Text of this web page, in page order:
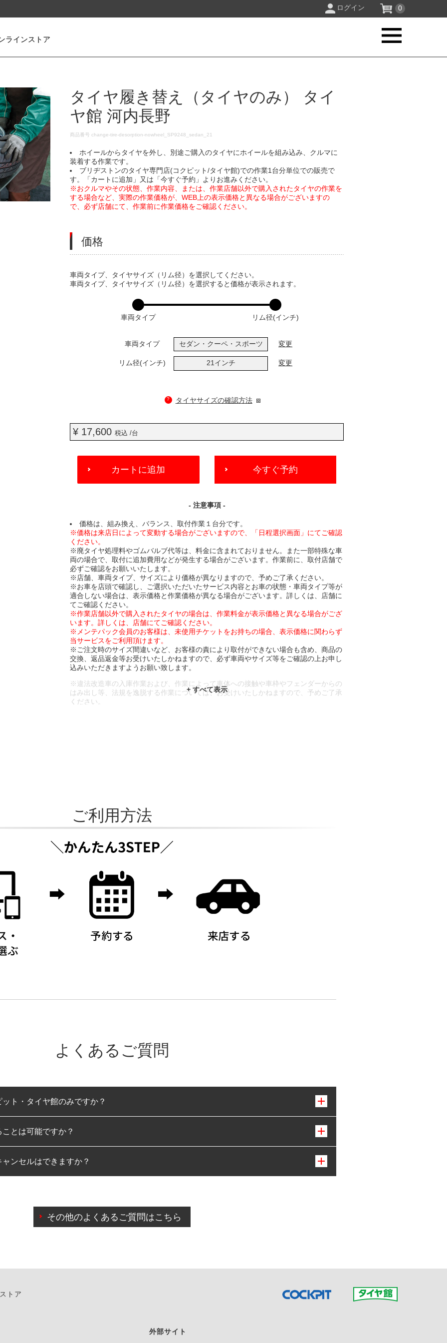
ログイン 0
ラインストア
タイヤ履き替え（タイヤのみ） タイ
ヤ館 河内長野
DETAILS
商品番号change-tire-desorption-nowheel_SP9248_sedan_21
ホイールからタイヤを外し、別途ご購入のタイヤにホイールを組み込み、クルマに
装着する作業です。
ブリヂストンのタイヤ専門店(コクピット/タイヤ館)での作業1台分単位での販売で
す。「カートに追加」又は「今すぐ予約」よりお進みください。
※おクルマやその状態、作業内容、または、作業店舗以外で購入されたタイヤの作業を
する場合など、実際の作業価格が、WEB上の表示価格と異なる場合がございますの
で、必ず店舗にて、作業前に作業価格をご確認ください。
価格
VARIATIONS
車両タイプ、タイヤサイズ（リム径）を選択してください。
車両タイプ、タイヤサイズ（リム径）を選択すると価格が表示されます。
車両タイプ リム径(インチ)
車両タイプ セダン・クーペ・スポーツ 変更
リム径(インチ) 21インチ 変更
? タイヤサイズの確認方法
¥ 17,600税込 /台
ADD
CART
カートに追加 今すぐ予約
- 注意事項 -
価格は、組み換え、バランス、取付作業１台分です。
※価格は来店日によって変動する場合がございますので、「日程選択画面」にてご確認
ください。
※廃タイヤ処理料やゴムバルブ代等は、料金に含まれておりません。また一部特殊な車
両の場合で、取付に追加費用などが発生する場合がございます。作業前に、取付店舗で
必ずご確認をお願いいたします。
※店舗、車両タイプ、サイズにより価格が異なりますので、予めご了承ください。
※お車を店頭で確認し、ご選択いただいたサービス内容とお車の状態・車両タイプ等が
適合しない場合は、表示価格と作業価格が異なる場合がございます。詳しくは、店舗に
てご確認ください。
※作業店舗以外で購入されたタイヤの場合は、作業料金が表示価格と異なる場合がござ
います。詳しくは、店舗にてご確認ください。
※メンテパック会員のお客様は、未使用チケットをお持ちの場合、表示価格に関わらず
当サービスをご利用頂けます。
※ご注文時のサイズ間違いなど、お客様の責により取付ができない場合も含め、商品の
交換、返品返金等お受けいたしかねますので、必ず車両やサイズ等をご確認の上お申し
込みいただきますようお願い致します。
※違法改造車の入庫作業および、作業によって車体への接触や車枠やフェンダーからの
はみ出し等、法規を逸脱する作業については、お受けいたしかねますので、予めご了承
ください。
ご利用方法
よくあるご質問
ト・タイヤ館のみですか？
みとなります。
とは可能ですか？
可能です。
ンセルはできますか？
によりご予約のキャンセルをご希望の際は、直接ご予約いただいた店舗へご連絡くださ
その他のよくあるご質問はこちら
トア
外部サイト